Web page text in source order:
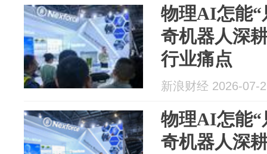
物理AI怎能“
奇机器人深
行业痛点
新浪财经 2026-07-
物理AI怎能“
奇机器人深